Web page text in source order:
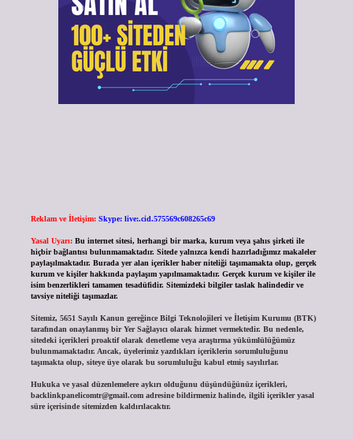
Reklam ve İletişim: Skype: live:.cid.575569c608265c69
Yasal Uyarı: Bu internet sitesi, herhangi bir marka, kurum veya şahıs şirketi ile
hiçbir bağlantısı bulunmamaktadır. Sitede yalnızca kendi hazırladığımız makaleler
paylaşılmaktadır. Burada yer alan içerikler haber niteliği taşımamakta olup, gerçek
kurum ve kişiler hakkında paylaşım yapılmamaktadır. Gerçek kurum ve kişiler ile
isim benzerlikleri tamamen tesadüfidir. Sitemizdeki bilgiler taslak halindedir ve
tavsiye niteliği taşımazlar.
Sitemiz, 5651 Sayılı Kanun gereğince Bilgi Teknolojileri ve İletişim Kurumu (BTK)
tarafından onaylanmış bir Yer Sağlayıcı olarak hizmet vermektedir. Bu nedenle,
sitedeki içerikleri proaktif olarak denetleme veya araştırma yükümlülüğümüz
bulunmamaktadır. Ancak, üyelerimiz yazdıkları içeriklerin sorumluluğunu
taşımakta olup, siteye üye olarak bu sorumluluğu kabul etmiş sayılırlar.
Hukuka ve yasal düzenlemelere aykırı olduğunu düşündüğünüz içerikleri,
backlinkpanelicomtr@gmail.comadresine bildirmeniz halinde, ilgili içerikler yasal
süre içerisinde sitemizden kaldırılacaktır.